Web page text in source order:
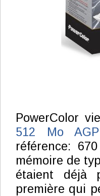
PowerColor
512 Mo
référence:
mémoire de
étaient déjà
première qui